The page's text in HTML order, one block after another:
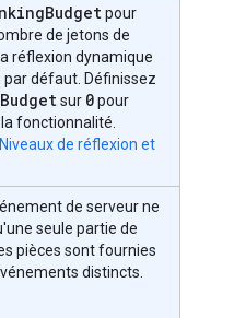
Budgetpour
de jetons de
réflexion dynamique
par défaut. Définissez
Budgetsur 0pour
fonctionnalité.
Niveaux de réflexion et
de serveur ne
seule partie de
pièces sont fournies
distincts.